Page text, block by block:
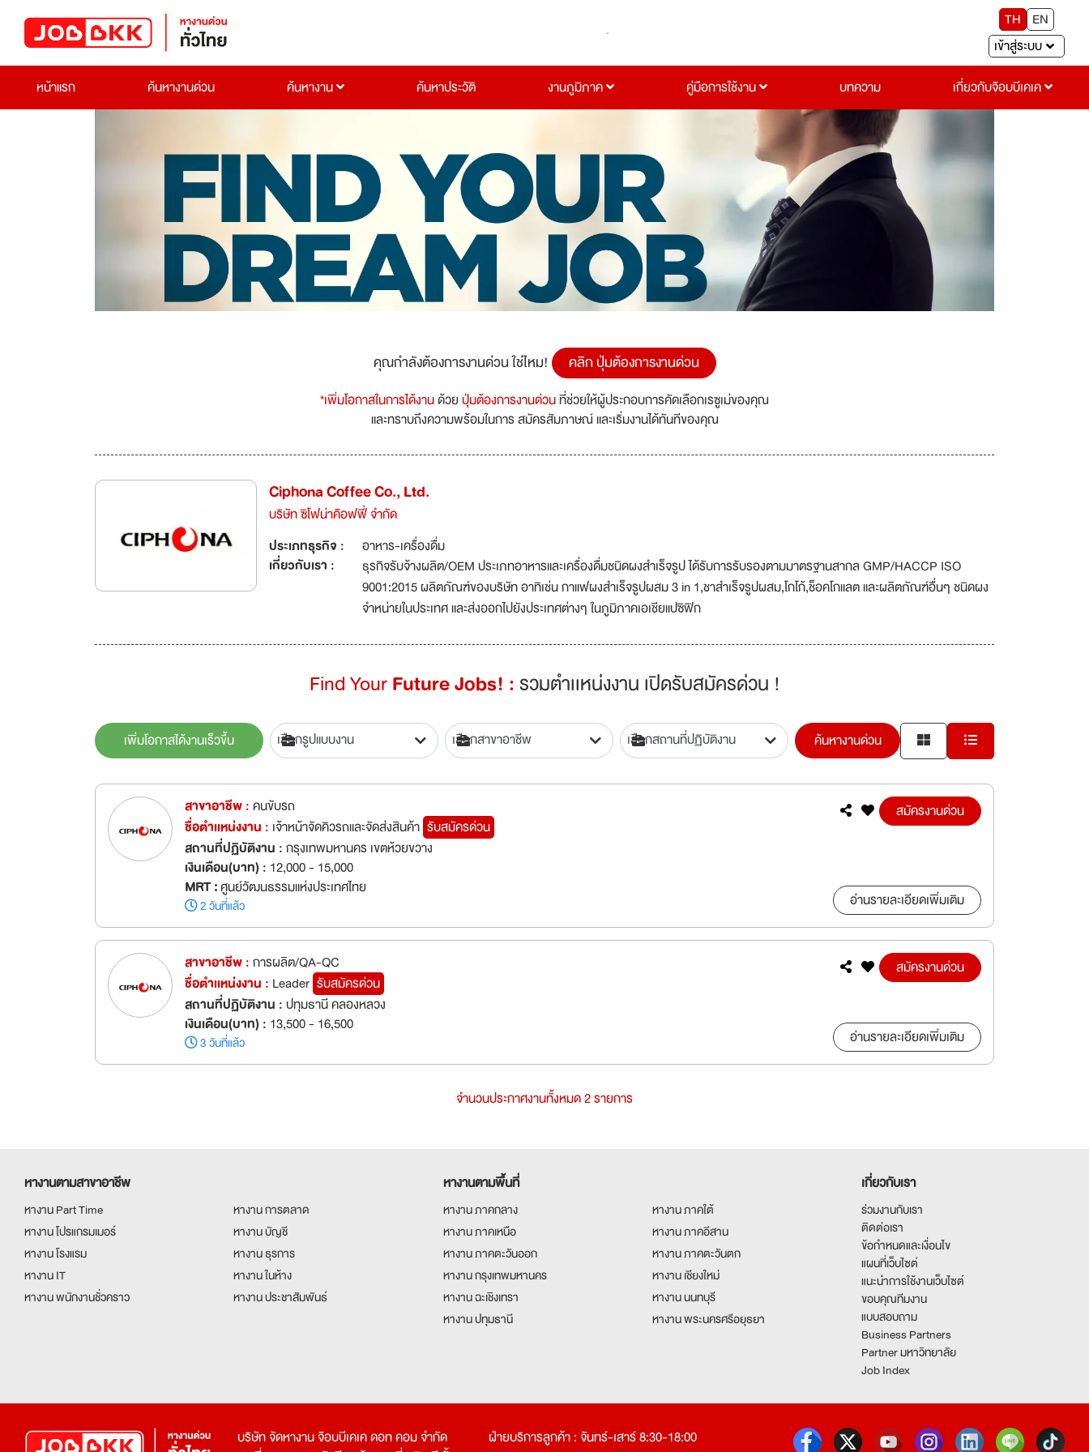
TH
EN
เข้าสู่ระบบ
หน้าแรก
ค้นหางานด่วน ค้นหางาน ค้นหาประวัติ งานภูมิภาค คู่มือการใช้งาน บทความ เกี่ยวกับจ๊อบบีเคเค
คุณกำลังต้องการงานด่วน ใช่ไหม! คลิก ปุ่มต้องการงานด่วน
*เพิ่มโอกาสในการได้งานด้วยปุ่มต้องการงานด่วนที่ช่วยให้ผู้ประกอบการคัดเลือกเรซูเม่ของคุณ
และทราบถึงความพร้อมในการ สมัครสัมภาษณ์ และเริ่มงานได้ทันทีของคุณ
Ciphona Coffee Co., Ltd.
บริษัท ซิโฟน่าค๊อฟฟี่ จำกัด
ประเภทธุรกิจ :
อาหาร-เครื่องดื่ม
เกี่ยวกับเรา :
ธุรกิจรับจ้างผลิต/OEM ประเภทอาหารและเครื่องดื่มชนิดผงสำเร็จรูป ได้รับการรับรองตามมาตรฐานสากล GMP/HACCP ISO
9001:2015 ผลิตภัณฑ์ของบริษัท อาทิเช่น กาแฟผงสำเร็จรูปผสม 3 in 1,ชาสำเร็จรูปผสม,โกโก้,ช็อคโกแลต และผลิตภัณฑ์อื่นๆ ชนิดผง
จำหน่ายในประเทศ และส่งออกไปยังประเทศต่างๆ ในภูมิภาคเอเชียแปซิฟิก
Find YourFuture Jobs! :รวมตำเเหน่งงาน เปิดรับสมัครด่วน !
เพิ่มโอกาสได้งานเร็วขึ้น ค้นหางานด่วน
สาขาอาชีพ :คนขับรถ
ชื่อตำเเหน่งงาน : เจ้าหน้าจัดคิวรถและจัดส่งสินค้า รับสมัครด่วน
สถานที่ปฏิบัติงาน :กรุงเทพมหานคร เขตห้วยขวาง
เงินเดือน(บาท) : 12,000 - 15,000
MRT :ศูนย์วัฒนธรรมแห่งประเทศไทย
2 วันที่แล้ว
สมัครงานด่วน
อ่านรายละเอียดเพิ่มเติม
สาขาอาชีพ :การผลิต/QA-QC
ชื่อตำเเหน่งงาน : Leader รับสมัครด่วน
สถานที่ปฏิบัติงาน :ปทุมธานี คลองหลวง
เงินเดือน(บาท) : 13,500 - 16,500
3 วันที่แล้ว
สมัครงานด่วน
อ่านรายละเอียดเพิ่มเติม
จำนวนประกาศงานทั้งหมด 2 รายการ
หางานตามสาขาอาชีพ
หางาน Part Time
หางาน การตลาด
หางาน โปรแกรมเมอร์
หางาน บัญชี
หางาน โรงแรม
หางาน ธุรการ
หางาน IT
หางาน ในห้าง
หางาน พนักงานชั่วคราว
หางาน ประชาสัมพันธ์
หางานตามพื้นที่
หางาน ภาคกลาง
หางาน ภาคใต้
หางาน ภาคเหนือ
หางาน ภาคอีสาน
หางาน ภาคตะวันออก
หางาน ภาคตะวันตก
หางาน กรุงเทพมหานคร
หางาน เชียงใหม่
หางาน ฉะเชิงเทรา
หางาน นนทบุรี
หางาน ปทุมธานี
หางาน พระนครศรีอยุธยา
เกี่ยวกับเรา
ร่วมงานกับเรา
ติดต่อเรา
ข้อกำหนดและเงื่อนไข
แผนที่เว็บไซต์
แนะนำการใช้งานเว็บไซต์
ขอบคุณทีมงาน
แบบสอบถาม
Business Partners
Partner มหาวิทยาลัย
Job Index
บริษัท จัดหางาน จ๊อบบีเคเค ดอท คอม จำกัด
ฝ่ายบริการลูกค้า : จันทร์-เสาร์ 8:30-18:00